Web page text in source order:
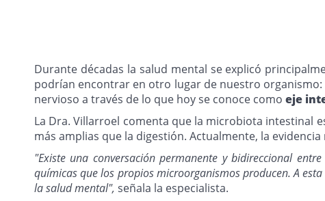
Durante décadas la salud mental se explicó
podrían encontrar en otro lugar de nuestro
nervioso a través de lo que hoy se conoce como eje
La Dra. Villarroel comenta que la microbiota intestinal
más amplias que la digestión. Actualmente, la
"Existe una conversación permanente y bidireccional
químicas que los propios microorganismos producen. A
la salud mental", señala la especialista.